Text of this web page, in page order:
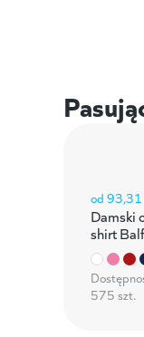
od 93,31
Damski
shirt
575 szt.